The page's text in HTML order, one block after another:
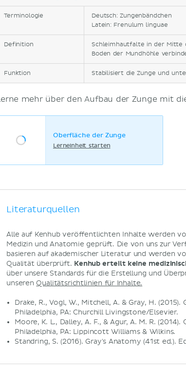
Terminologie
Deutsch: Zungenbändchen
Latein: Frenulum linguae
Definition
Schleimhautfalte in der Mitte
Boden der Mundhöhle
Funktion Stabilisiert die Zunge und
mehr über den Aufbau der Zunge mit
Oberfläche der Zunge
Lerneinheit starten
Literaturquellen
Alle auf Kenhub veröffentlichten Inhalte werden
Medizin und Anatomie geprüft. Die von uns zur
basieren auf akademischer Literatur und werden
Qualität überprüft. Kenhub erteilt keine
über unsere Standards für die Erstellung und
unseren Qualitätsrichtlinien für Inhalte.
Drake, R., Vogl, W., Mitchell, A. & Gray, H.
Philadelphia, PA: Churchill Livingstone/Elsevier.
Moore, K. L., Dalley, A. F., & Agur, A. M. R.
Philadelphia, PA: Lippincott Williams & Wilkins.
Standring, S. (2016). Gray's Anatomy (41st ed.).